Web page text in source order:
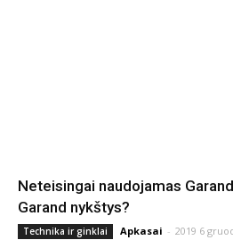
Neteisingai naudojamas
Garand nykštys?
Technika ir ginklai Apkasai - 2019 6